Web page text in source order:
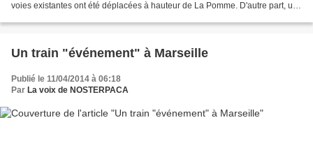
voies existantes ont été déplacées à hauteur de La Pomme. D'autre part, un
Un train "événement" à Marseille
Publié le 11/04/2014 à 06:18
Par La voix de NOSTERPACA